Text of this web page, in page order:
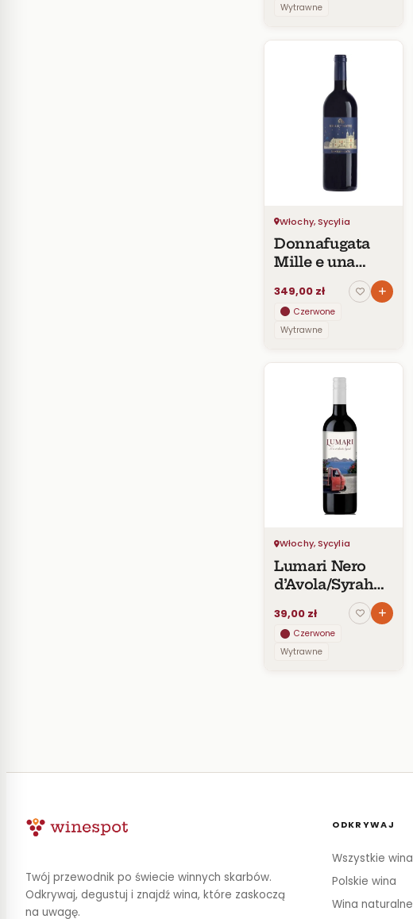
Wytrawne
Włochy, Sycylia
Donnafugata
Mille e una
Notte DOC
349,00 zł
Czerwone
Wytrawne
Włochy, Sycylia
Lumari Nero
d’Avola/Syrah
DOC Sicilia
39,00 zł
Czerwone
Wytrawne
Twój przewodnik po świecie winnych skarbów.
Odkrywaj, degustuj i znajdź wina, które zaskoczą
na uwagę.
ODKRYWAJ
Wszystkie wina
Polskie wina
Wina naturalne